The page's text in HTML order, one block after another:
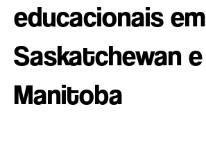
educacionais em
Saskatchewan e
Manitoba